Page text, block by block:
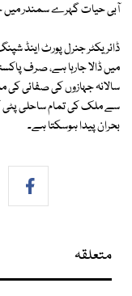
آبی حیات گہرے سمندر میں
میں ڈالا جارہا ہے، صرف
سالانہ جہازوں کی صفائی کی
سے ملک کی تمام ساحلی پٹی
بحران پیدا ہوسکتا ہے۔
متعلقہ